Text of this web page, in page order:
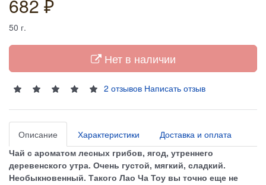
682 ₽
50 г.
Нет в наличии
2 отзывов Написать отзыв
Описание Характеристики Доставка и оплата
Чай с ароматом лесных грибов, ягод, утреннего
деревенского утра. Очень густой, мягкий, сладкий.
Необыкновенный. Такого Лао Ча Тоу вы точно еще не